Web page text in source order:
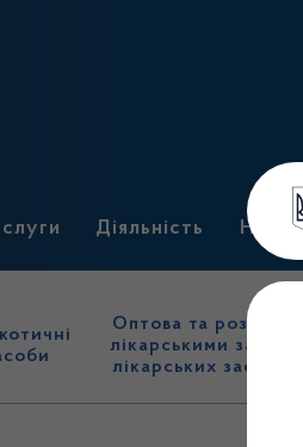
Діяльність
Оптова та
лікарськими
лікарських